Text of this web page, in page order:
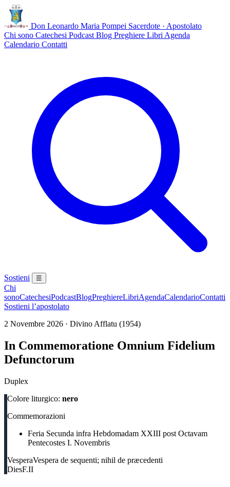
Don Leonardo Maria Pompei Sacerdote · Apostolato
Chi sono Catechesi Podcast Blog Preghiere Libri Agenda
Calendario Contatti
Sostieni ☰
Chi
sonoCatechesiPodcastBlogPreghiereLibriAgendaCalendarioContatti
Sostieni l’apostolato
2 Novembre 2026 · Divino Afflatu (1954)
In Commemoratione Omnium Fidelium
Defunctorum
Duplex
Colore liturgico: nero
Commemorazioni
Feria Secunda infra Hebdomadam XXIII post Octavam
Pentecostes I. Novembris
VesperaVespera de sequenti; nihil de præcedenti
DiesF.II